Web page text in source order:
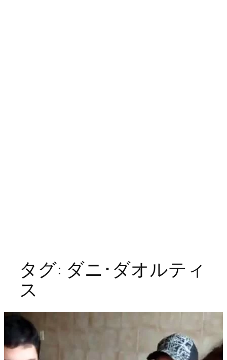
タグ: ダニ･ダオルティ
ス